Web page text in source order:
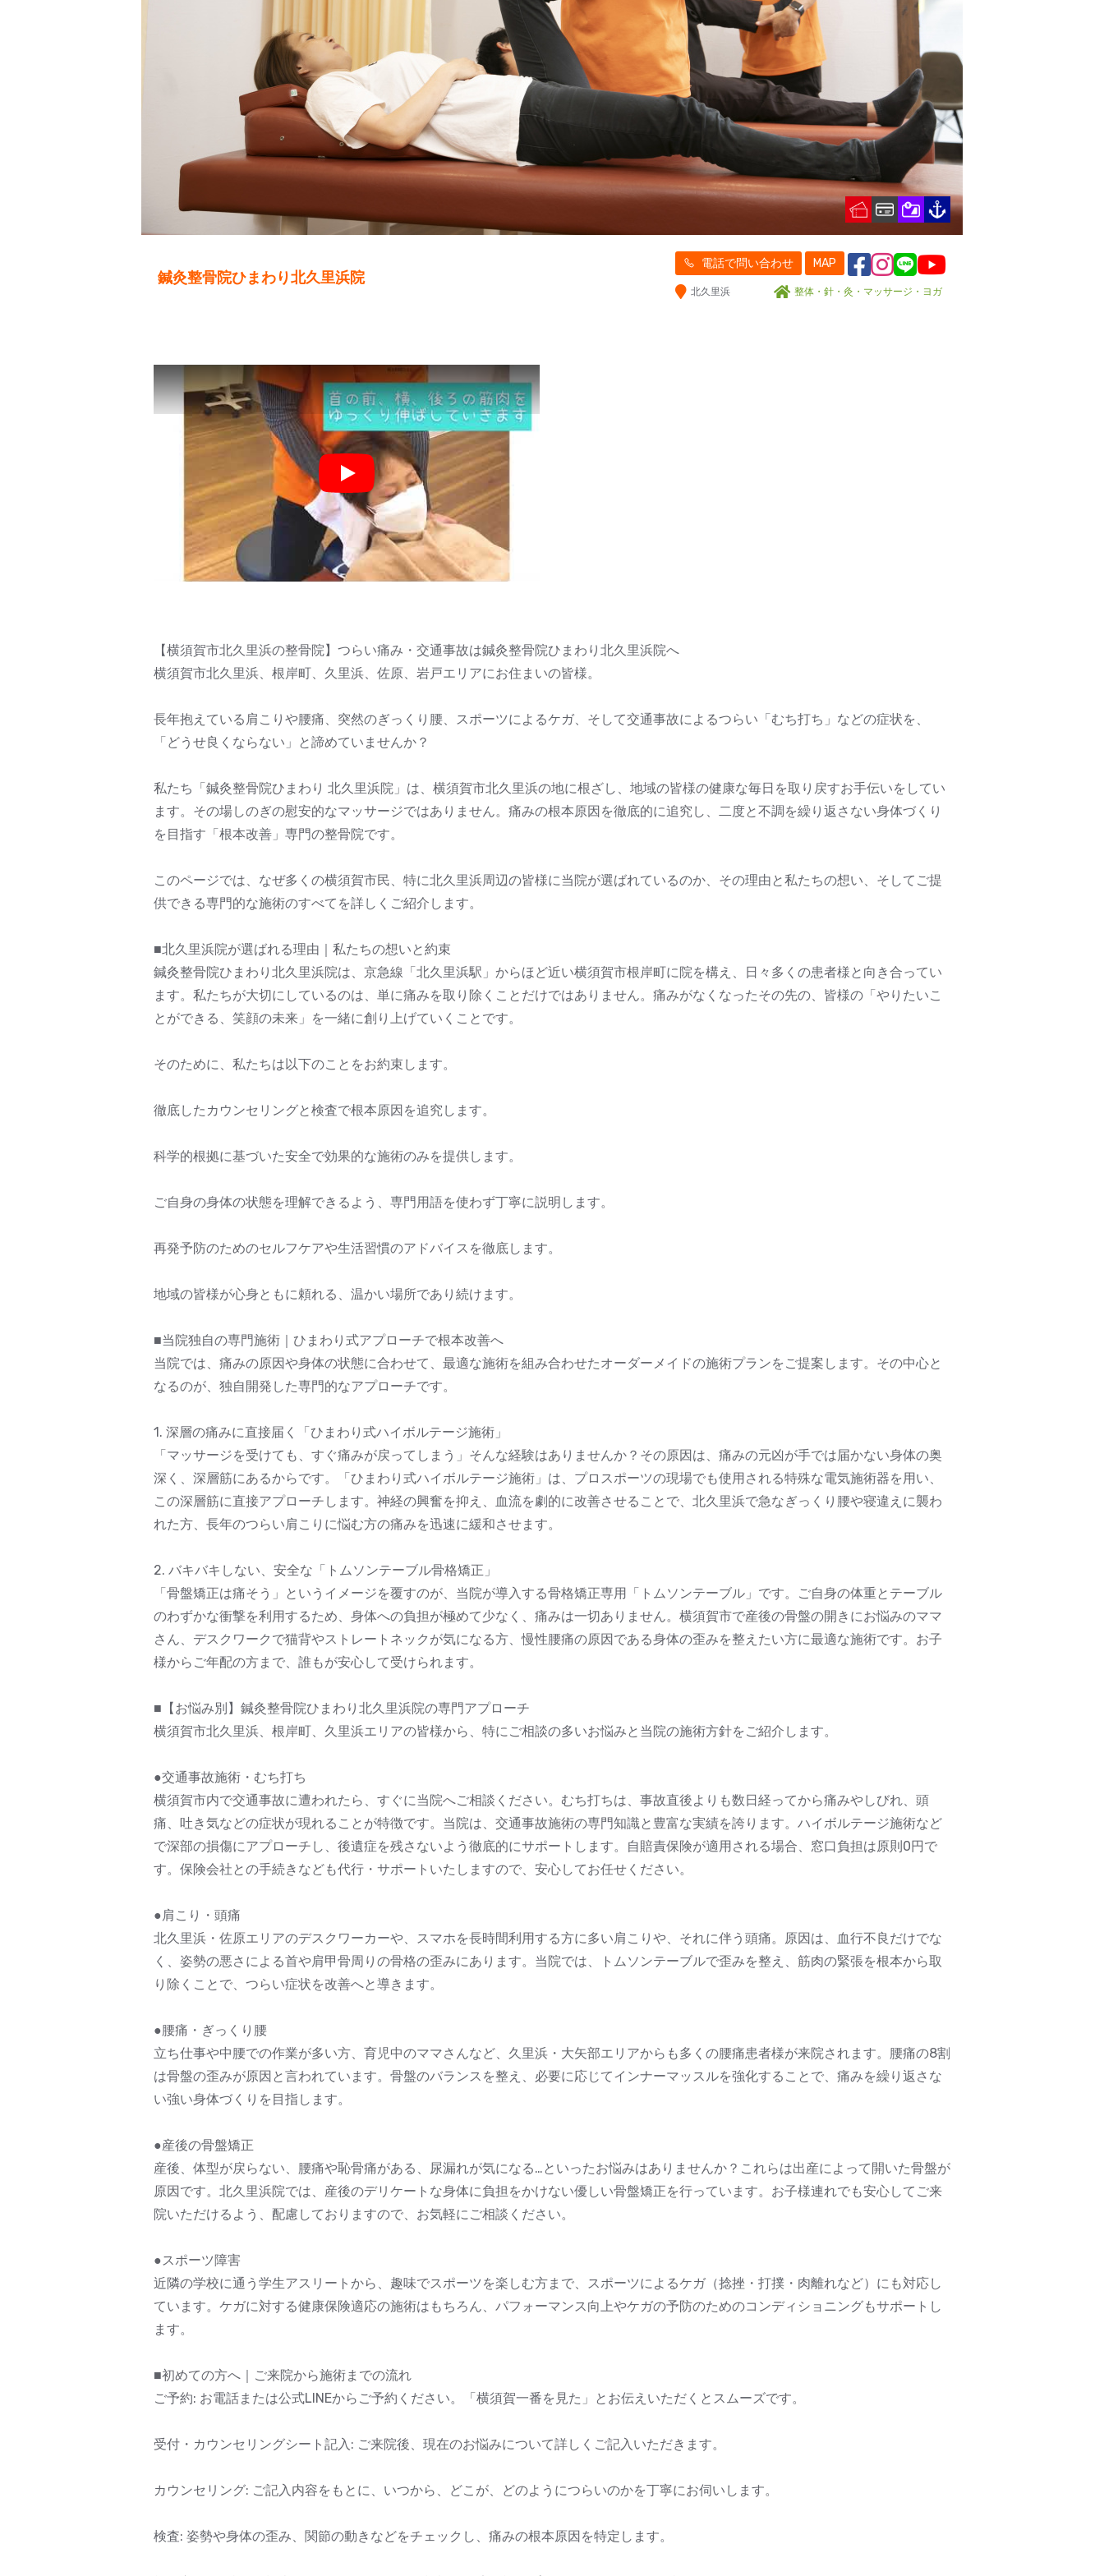
鍼灸整骨院ひまわり北久里浜院
電話で問い合わせ MAP
北久里浜 整体・針・灸・マッサージ・ヨガ
Play
【横須賀市北久里浜の整骨院】つらい痛み・交通事故は鍼灸整骨院ひまわり北久里浜院へ
横須賀市北久里浜、根岸町、久里浜、佐原、岩戸エリアにお住まいの皆様。
長年抱えている肩こりや腰痛、突然のぎっくり腰、スポーツによるケガ、そして交通事故によるつらい「むち打ち」などの症状を、
「どうせ良くならない」と諦めていませんか？
私たち「鍼灸整骨院ひまわり 北久里浜院」は、横須賀市北久里浜の地に根ざし、地域の皆様の健康な毎日を取り戻すお手伝いをしてい
ます。その場しのぎの慰安的なマッサージではありません。痛みの根本原因を徹底的に追究し、二度と不調を繰り返さない身体づくり
を目指す「根本改善」専門の整骨院です。
このページでは、なぜ多くの横須賀市民、特に北久里浜周辺の皆様に当院が選ばれているのか、その理由と私たちの想い、そしてご提
供できる専門的な施術のすべてを詳しくご紹介します。
■北久里浜院が選ばれる理由｜私たちの想いと約束
鍼灸整骨院ひまわり北久里浜院は、京急線「北久里浜駅」からほど近い横須賀市根岸町に院を構え、日々多くの患者様と向き合ってい
ます。私たちが大切にしているのは、単に痛みを取り除くことだけではありません。痛みがなくなったその先の、皆様の「やりたいこ
とができる、笑顔の未来」を一緒に創り上げていくことです。
そのために、私たちは以下のことをお約束します。
徹底したカウンセリングと検査で根本原因を追究します。
科学的根拠に基づいた安全で効果的な施術のみを提供します。
ご自身の身体の状態を理解できるよう、専門用語を使わず丁寧に説明します。
再発予防のためのセルフケアや生活習慣のアドバイスを徹底します。
地域の皆様が心身ともに頼れる、温かい場所であり続けます。
■当院独自の専門施術｜ひまわり式アプローチで根本改善へ
当院では、痛みの原因や身体の状態に合わせて、最適な施術を組み合わせたオーダーメイドの施術プランをご提案します。その中心と
なるのが、独自開発した専門的なアプローチです。
1. 深層の痛みに直接届く「ひまわり式ハイボルテージ施術」
「マッサージを受けても、すぐ痛みが戻ってしまう」そんな経験はありませんか？その原因は、痛みの元凶が手では届かない身体の奥
深く、深層筋にあるからです。「ひまわり式ハイボルテージ施術」は、プロスポーツの現場でも使用される特殊な電気施術器を用い、
この深層筋に直接アプローチします。神経の興奮を抑え、血流を劇的に改善させることで、北久里浜で急なぎっくり腰や寝違えに襲わ
れた方、長年のつらい肩こりに悩む方の痛みを迅速に緩和させます。
2. バキバキしない、安全な「トムソンテーブル骨格矯正」
「骨盤矯正は痛そう」というイメージを覆すのが、当院が導入する骨格矯正専用「トムソンテーブル」です。ご自身の体重とテーブル
のわずかな衝撃を利用するため、身体への負担が極めて少なく、痛みは一切ありません。横須賀市で産後の骨盤の開きにお悩みのママ
さん、デスクワークで猫背やストレートネックが気になる方、慢性腰痛の原因である身体の歪みを整えたい方に最適な施術です。お子
様からご年配の方まで、誰もが安心して受けられます。
■【お悩み別】鍼灸整骨院ひまわり北久里浜院の専門アプローチ
横須賀市北久里浜、根岸町、久里浜エリアの皆様から、特にご相談の多いお悩みと当院の施術方針をご紹介します。
●交通事故施術・むち打ち
横須賀市内で交通事故に遭われたら、すぐに当院へご相談ください。むち打ちは、事故直後よりも数日経ってから痛みやしびれ、頭
痛、吐き気などの症状が現れることが特徴です。当院は、交通事故施術の専門知識と豊富な実績を誇ります。ハイボルテージ施術など
で深部の損傷にアプローチし、後遺症を残さないよう徹底的にサポートします。自賠責保険が適用される場合、窓口負担は原則0円で
す。保険会社との手続きなども代行・サポートいたしますので、安心してお任せください。
●肩こり・頭痛
北久里浜・佐原エリアのデスクワーカーや、スマホを長時間利用する方に多い肩こりや、それに伴う頭痛。原因は、血行不良だけでな
く、姿勢の悪さによる首や肩甲骨周りの骨格の歪みにあります。当院では、トムソンテーブルで歪みを整え、筋肉の緊張を根本から取
り除くことで、つらい症状を改善へと導きます。
●腰痛・ぎっくり腰
立ち仕事や中腰での作業が多い方、育児中のママさんなど、久里浜・大矢部エリアからも多くの腰痛患者様が来院されます。腰痛の8割
は骨盤の歪みが原因と言われています。骨盤のバランスを整え、必要に応じてインナーマッスルを強化することで、痛みを繰り返さな
い強い身体づくりを目指します。
●産後の骨盤矯正
産後、体型が戻らない、腰痛や恥骨痛がある、尿漏れが気になる…といったお悩みはありませんか？これらは出産によって開いた骨盤が
原因です。北久里浜院では、産後のデリケートな身体に負担をかけない優しい骨盤矯正を行っています。お子様連れでも安心してご来
院いただけるよう、配慮しておりますので、お気軽にご相談ください。
●スポーツ障害
近隣の学校に通う学生アスリートから、趣味でスポーツを楽しむ方まで、スポーツによるケガ（捻挫・打撲・肉離れなど）にも対応し
ています。ケガに対する健康保険適応の施術はもちろん、パフォーマンス向上やケガの予防のためのコンディショニングもサポートし
ます。
■初めての方へ｜ご来院から施術までの流れ
ご予約: お電話または公式LINEからご予約ください。「横須賀一番を見た」とお伝えいただくとスムーズです。
受付・カウンセリングシート記入: ご来院後、現在のお悩みについて詳しくご記入いただきます。
カウンセリング: ご記入内容をもとに、いつから、どこが、どのようにつらいのかを丁寧にお伺いします。
検査: 姿勢や身体の歪み、関節の動きなどをチェックし、痛みの根本原因を特定します。